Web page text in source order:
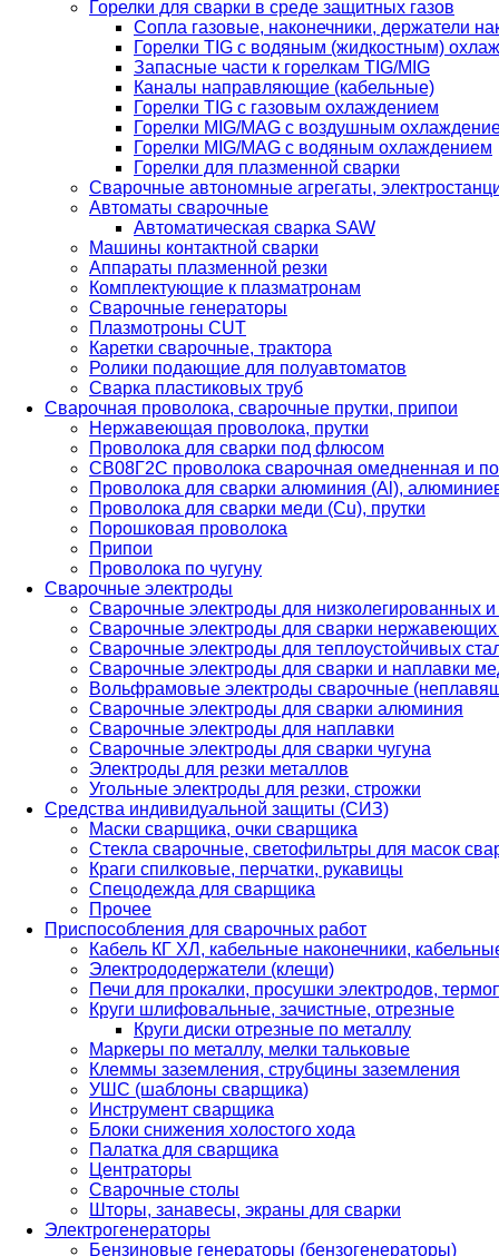
Горелки для сварки в среде защитных газов
Сопла газовые, наконечники, держатели
Горелки TIG с водяным (жидкостным)
Запасные части к горелкам TIG/MIG
Каналы направляющие (кабельные)
Горелки TIG с газовым охлаждением
Горелки MIG/MAG с воздушным
Горелки MIG/MAG с водяным охлаждением
Горелки для плазменной сварки
Сварочные автономные агрегаты,
Автоматы сварочные
Автоматическая сварка SAW
Машины контактной сварки
Аппараты плазменной резки
Комплектующие к плазматронам
Сварочные генераторы
Плазмотроны CUT
Каретки сварочные, трактора
Ролики подающие для полуавтоматов
Сварка пластиковых труб
Сварочная проволока, сварочные прутки, припои
Нержавеющая проволока, прутки
Проволока для сварки под флюсом
СВ08Г2С проволока сварочная омедненная и
Проволока для сварки алюминия (Al),
Проволока для сварки меди (Cu), прутки
Порошковая проволока
Припои
Проволока по чугуну
Сварочные электроды
Сварочные электроды для низколегированных и
Сварочные электроды для сварки
Сварочные электроды для теплоустойчивых
Сварочные электроды для сварки и наплавки
Вольфрамовые электроды сварочные
Сварочные электроды для сварки алюминия
Сварочные электроды для наплавки
Сварочные электроды для сварки чугуна
Электроды для резки металлов
Угольные электроды для резки, строжки
Средства индивидуальной защиты (СИЗ)
Маски сварщика, очки сварщика
Стекла сварочные, светофильтры для масок
Краги спилковые, перчатки, рукавицы
Спецодежда для сварщика
Прочее
Приспособления для сварочных работ
Кабель КГ ХЛ, кабельные наконечники,
Электрододержатели (клещи)
Печи для прокалки, просушки электродов,
Круги шлифовальные, зачистные, отрезные
Круги диски отрезные по металлу
Маркеры по металлу, мелки тальковые
Клеммы заземления, струбцины заземления
УШС (шаблоны сварщика)
Инструмент сварщика
Блоки снижения холостого хода
Палатка для сварщика
Центраторы
Сварочные столы
Шторы, занавесы, экраны для сварки
Электрогенераторы
Бензиновые генераторы (бензогенераторы)